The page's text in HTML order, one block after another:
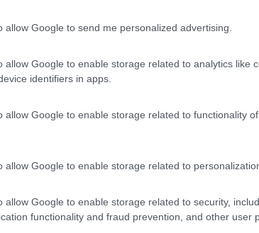
allow Google to send me personalized advertising.
allow Google to enable storage related to analytics like
identifiers in apps.
allow Google to enable storage related to functionality
allow Google to enable storage related to
allow Google to enable storage related to security,
functionality and fraud prevention, and other user
quando andiamo.a Livigno.Semplice, ottima
8 minuti per Livigno.Gestori affidabili e
precedenti commenti, tranquillo, con tutto
ogni 15 minuti gratis per Livigno a 200 mt!
cucina al giusto prezzo.